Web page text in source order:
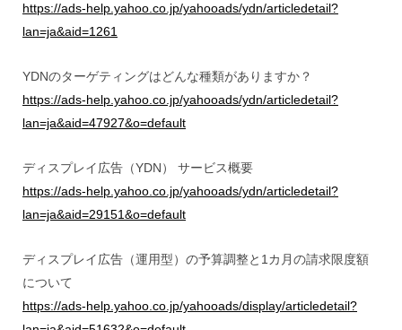
https://ads-help.yahoo.co.jp/yahooads/ydn/articledetail?
lan=ja&aid=1261
YDNのターゲティングはどんな種類がありますか？
https://ads-help.yahoo.co.jp/yahooads/ydn/articledetail?
lan=ja&aid=47927&o=default
ディスプレイ広告（YDN） サービス概要
https://ads-help.yahoo.co.jp/yahooads/ydn/articledetail?
lan=ja&aid=29151&o=default
ディスプレイ広告（運用型）の予算調整と1カ月の請求限度額
について
https://ads-help.yahoo.co.jp/yahooads/display/articledetail?